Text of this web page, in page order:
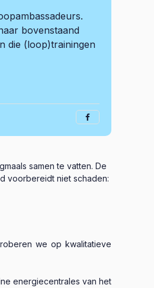
bovenstaand
die (loop)trainingen
samen te vatten. De
voorbereidt niet schaden:
we op kwalitatieve
energiecentrales van het